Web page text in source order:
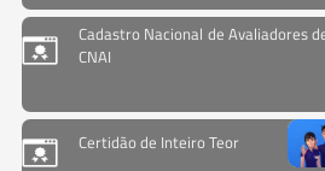
Cadastro Nacional de Avaliadores
CNAI
Certidão de Inteiro Teor